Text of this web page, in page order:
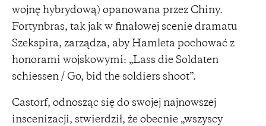
wojnę hybrydową) opanowana przez Chiny.
Fortynbras, tak jak w finałowej scenie dramatu
Szekspira, zarządza, aby Hamleta pochować z
honorami wojskowymi: „Lass die Soldaten
schiessen / Go, bid the soldiers shoot”.
Castorf, odnosząc się do swojej najnowszej
inscenizacji, stwierdził, że obecnie „wszyscy